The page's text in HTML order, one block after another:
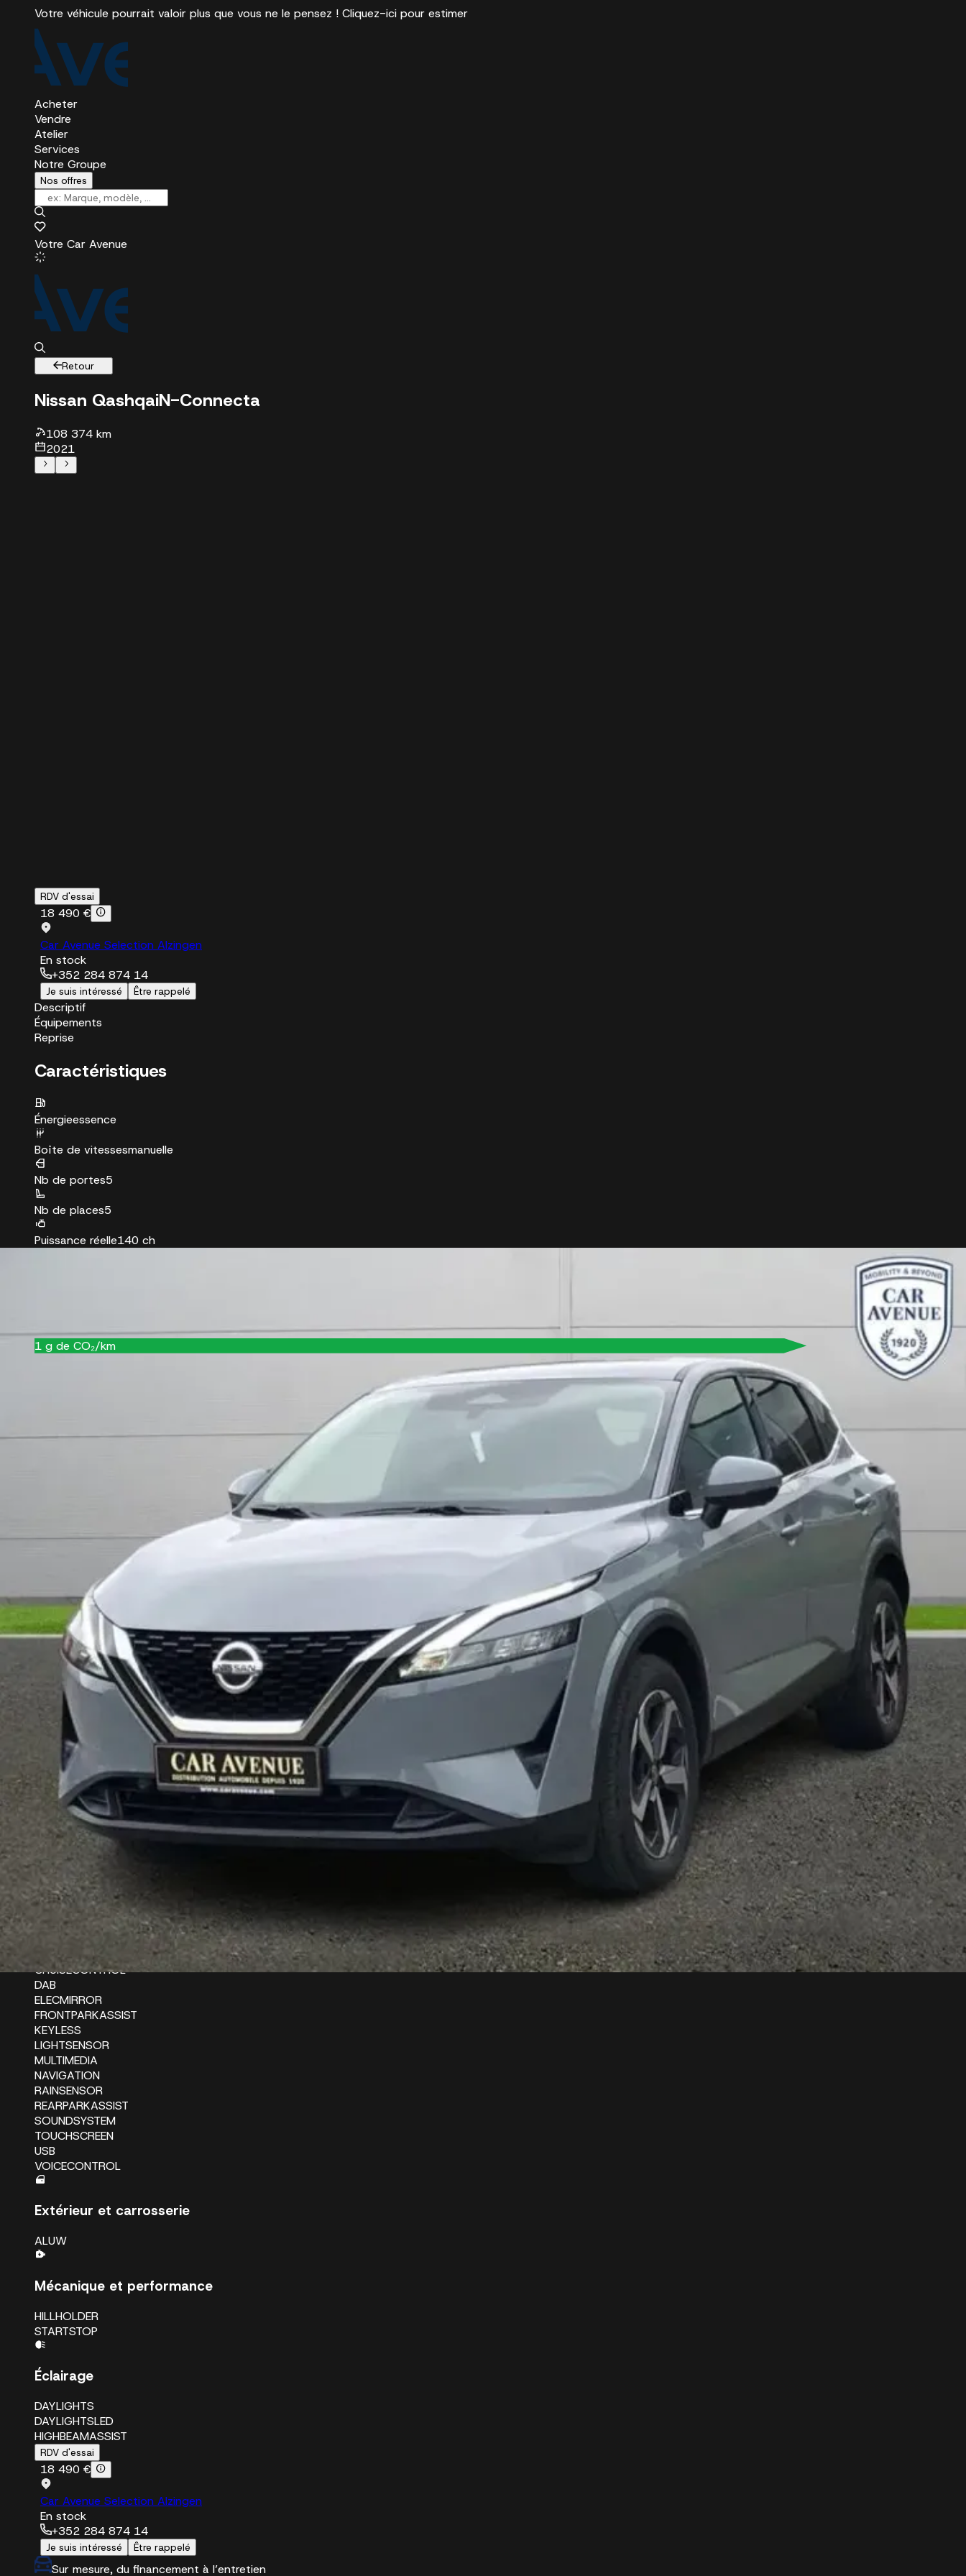
Votre véhicule pourrait valoir plus que vous ne le pensez ! Cliquez-ici pour estimer
Acheter
Vendre
Atelier
Services
Notre Groupe
Nos offres
Votre Car Avenue
Retour
Nissan QashqaiN-Connecta
108 374 km
2021
RDV d'essai
18 490 €
Car Avenue Selection Alzingen
En stock
+352 284 874 14
Je suis intéressé Être rappelé
Descriptif
Équipements
Reprise
Caractéristiques
Énergieessence
Boîte de vitessesmanuelle
Nb de portes5
Nb de places5
Puissance réelle140 ch
Référence12009
1 g de CO₂/km
FOLDINGREARSEAT
LEATHERSTEER
MULTISTEERING
POWERSTEER
REARELECW
Sécurité et assistance à la conduite
360CAMERA
CENTRALDOORLOCK
DRIVERAIRBAG
ELECTRONICPARKING
ISOFIX
PASSENGERAIRBAG
REARVIEW
SIDEAIRBAG
TIREPRESSURE
Technologie et multimédia
ANDROID
BLUETOOTH
BOARDCOMP
CARPLAY
CRUISECONTROL
DAB
ELECMIRROR
FRONTPARKASSIST
KEYLESS
LIGHTSENSOR
MULTIMEDIA
NAVIGATION
RAINSENSOR
REARPARKASSIST
SOUNDSYSTEM
TOUCHSCREEN
USB
VOICECONTROL
Extérieur et carrosserie
ALUW
Mécanique et performance
HILLHOLDER
STARTSTOP
Éclairage
DAYLIGHTS
DAYLIGHTSLED
HIGHBEAMASSIST
RDV d'essai
18 490 €
Car Avenue Selection Alzingen
En stock
+352 284 874 14
Je suis intéressé Être rappelé
Sur mesure, du financement à l’entretien